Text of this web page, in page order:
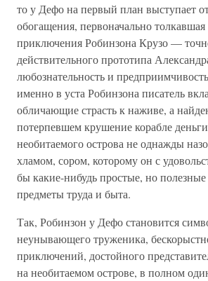
то у Дефо на первый план выступает
обогащения, первоначально
приключения Робинзона Крузо —
действительного прототипа
любознательность и
именно в уста Робинзона писатель
обличающие страсть к наживе, а
потерпевшем крушение корабле
необитаемого острова не однажды
хламом, сором, которому он с
бы какие-нибудь простые, но полезные
предметы труда и быта.
Так, Робинзон у Дефо становится
неунывающего труженика,
приключений, достойного
на необитаемом острове, в полном